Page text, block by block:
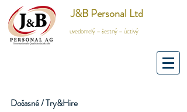
J&B Personal Ltd
uvedomelý – čestný – úctivý
Dočasné / Try&Hire